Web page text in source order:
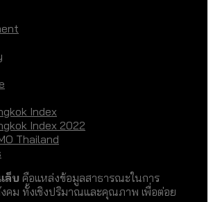
Index
Index 2022
Thailand
ล็บ คือแหล่งข้อมูลสาธารณะในการ
คม ทั้งเชิงปริมาณและคุณภาพ เพื่อต่อย